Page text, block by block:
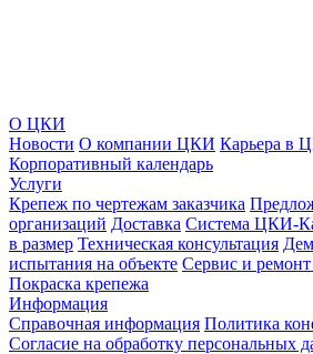
О ЦКИ
Новости О компании ЦКИ Карьера в
Корпоративный календарь
Услуги
Крепеж по чертежам заказчика
организаций Доставка Система ЦКИ-
в размер Техническая консультация
испытания на объекте Сервис и
Покраска крепежа
Информация
Справочная информация Политика
Согласие на обработку персональных